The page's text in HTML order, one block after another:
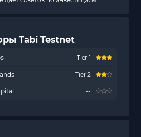
Tabi Testnet
Tier 1
Tier 2
--